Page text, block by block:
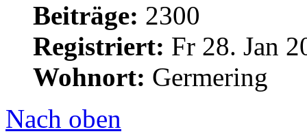
Beiträge: 2300
Registriert: Fr 28. Jan
Wohnort: Germering
Nach oben